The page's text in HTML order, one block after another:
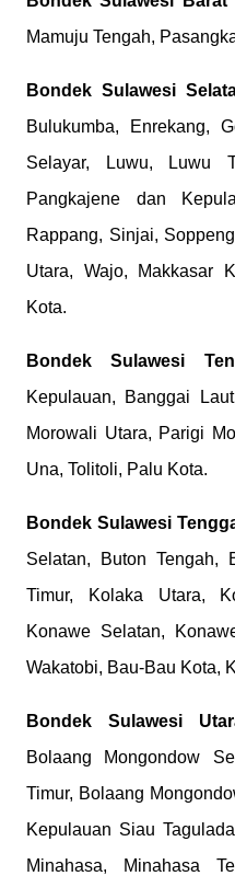
Mamuju Tengah,
Bondek Sulawesi
Bulukumba, Enrekang,
Selayar, Luwu, Luwu
Pangkajene dan
Rappang, Sinjai,
Utara, Wajo, Makkasar
Kota.
Bondek Sulawesi
Kepulauan, Banggai
Morowali Utara, Parigi
Una, Tolitoli, Palu Kota.
Bondek Sulawesi
Selatan, Buton Tengah,
Timur, Kolaka Utara,
Konawe Selatan,
Wakatobi, Bau-Bau Kota,
Bondek Sulawesi
Bolaang Mongondow
Timur, Bolaang
Kepulauan Siau
Minahasa, Minahasa